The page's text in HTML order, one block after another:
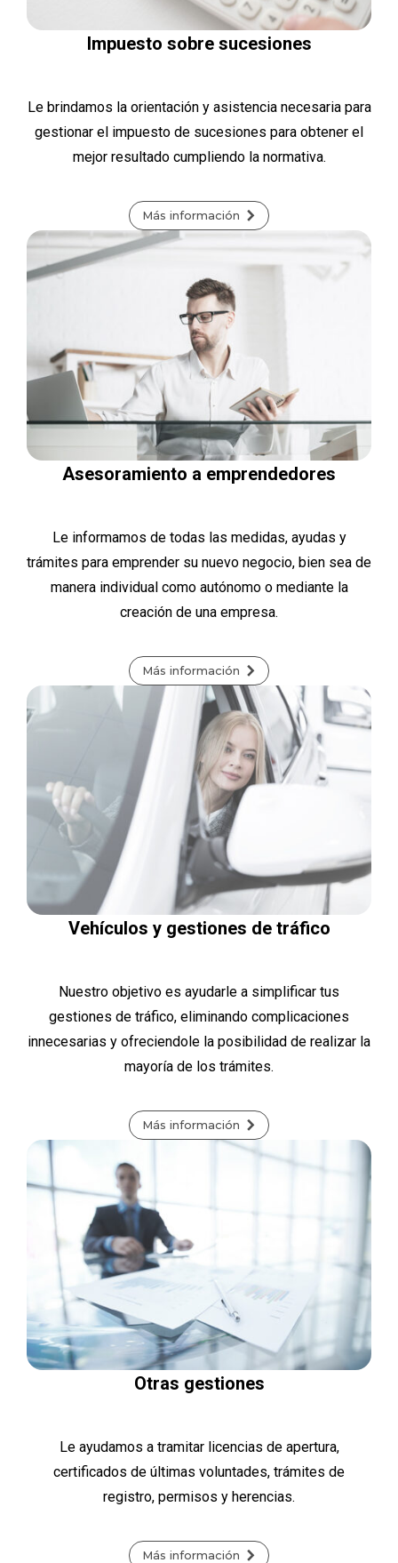
Impuesto sobre sucesiones
Le brindamos la orientación y asistencia necesaria para
gestionar el impuesto de sucesiones para obtener el
mejor resultado cumpliendo la normativa.
Más información
Asesoramiento a emprendedores
Le informamos de todas las medidas, ayudas y
trámites para emprender su nuevo negocio, bien sea de
manera individual como autónomo o mediante la
creación de una empresa.
Más información
Vehículos y gestiones de tráfico
Nuestro objetivo es ayudarle a simplificar tus
gestiones de tráfico, eliminando complicaciones
innecesarias y ofreciendole la posibilidad de realizar la
mayoría de los trámites.
Más información
Otras gestiones
Le ayudamos a tramitar licencias de apertura,
certificados de últimas voluntades, trámites de
registro, permisos y herencias.
Más información